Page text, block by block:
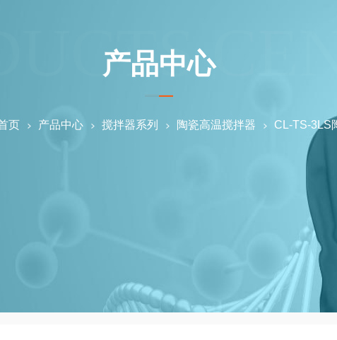
产品中心
页 产品中心 搅拌器系列 陶瓷高温搅拌器 CL-TS-3LS